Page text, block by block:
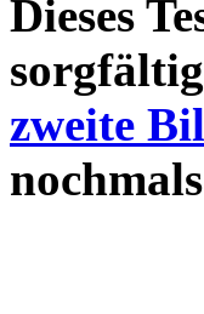
Dieses
zweite